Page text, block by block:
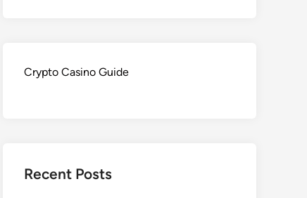
Crypto Casino Guide
Recent Posts